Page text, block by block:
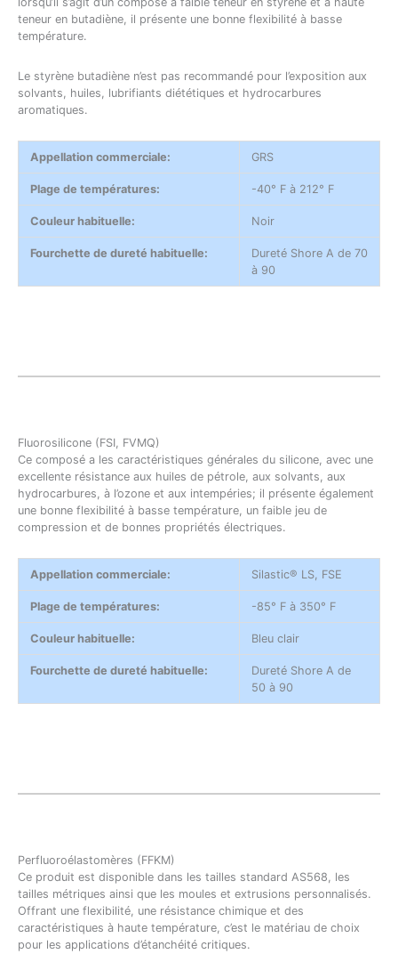
teneur en butadiène, il présente une bonne flexibilité à basse
température.
Le styrène butadiène n’est pas recommandé pour l’exposition aux
solvants, huiles, lubrifiants diététiques et hydrocarbures
aromatiques.
Appellation commerciale: GRS
Plage de températures: -40° F à 212° F
Couleur habituelle: Noir
Fourchette de dureté habituelle:
Dureté Shore A de 70
à 90
Fluorosilicone (FSI, FVMQ)
Ce composé a les caractéristiques générales du silicone, avec une
excellente résistance aux huiles de pétrole, aux solvants, aux
hydrocarbures, à l’ozone et aux intempéries; il présente également
une bonne flexibilité à basse température, un faible jeu de
compression et de bonnes propriétés électriques.
Appellation commerciale: Silastic® LS, FSE
Plage de températures: -85° F à 350° F
Couleur habituelle: Bleu clair
Fourchette de dureté habituelle:
Dureté Shore A de
50 à 90
Perfluoroélastomères (FFKM)
Ce produit est disponible dans les tailles standard AS568, les
tailles métriques ainsi que les moules et extrusions personnalisés.
Offrant une flexibilité, une résistance chimique et des
caractéristiques à haute température, c’est le matériau de choix
pour les applications d’étanchéité critiques.